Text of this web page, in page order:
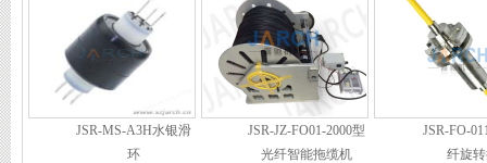
JSR-MS-A3H水银滑
环
JSR-JZ-FO01-2000型
光纤智能拖缆机
JSR-FO-
纤旋